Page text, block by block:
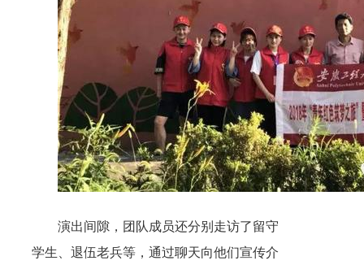
演出间隙，团队成员还分别走访了留守
学生、退伍老兵等，通过聊天向他们宣传介